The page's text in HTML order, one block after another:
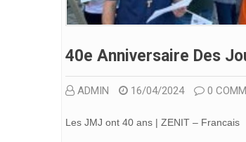
40e Anniversaire Des
ADMIN 16/04/2024 0
Les JMJ ont 40 ans | ZENIT – Francais